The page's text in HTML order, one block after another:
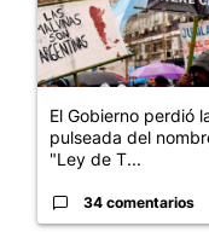
El Gobierno perdió
pulseada del
"Ley de T...
34 comentarios